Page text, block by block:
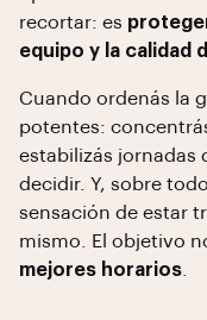
recortar: es
equipo y la calidad
Cuando ordenás la
potentes:
estabilizás jornadas
decidir. Y, sobre
sensación de estar
mismo. El objetivo
mejores horarios